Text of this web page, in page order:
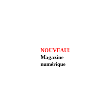
NOUVEAU!
Magazine
numérique